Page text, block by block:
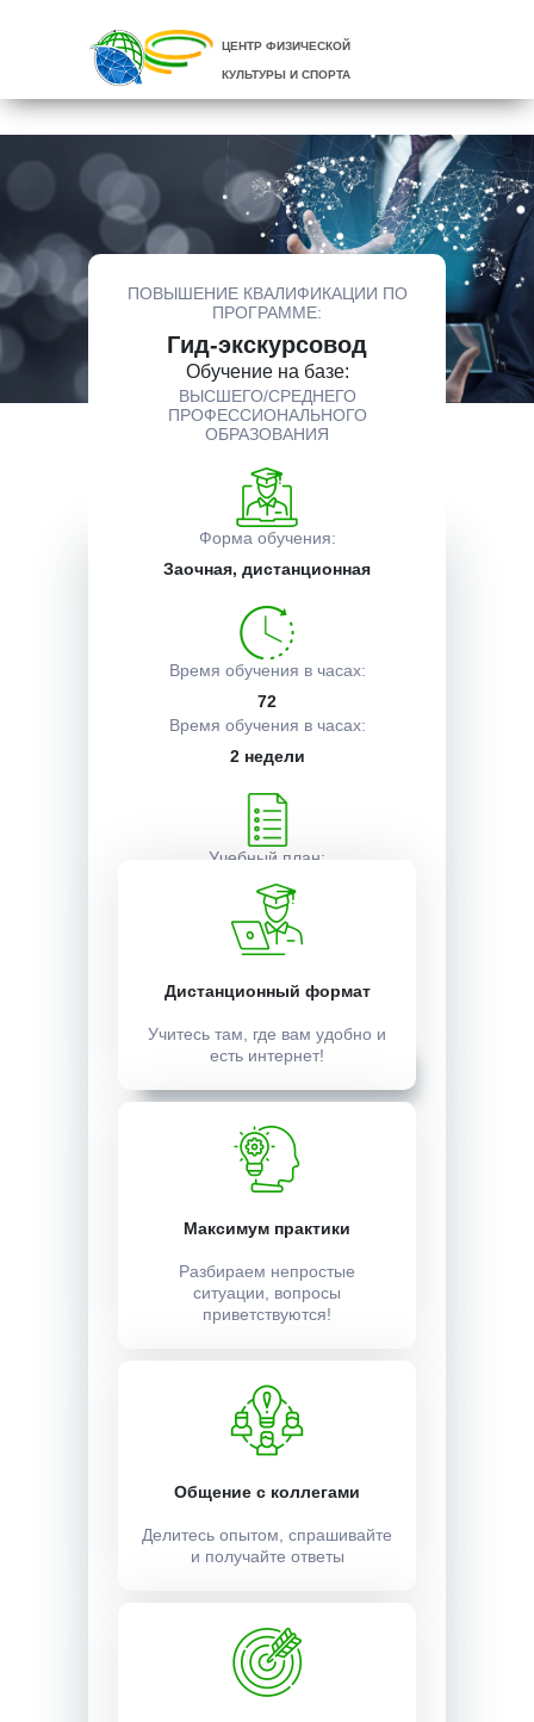
ЦЕНТР ФИЗИЧЕСКОЙ
КУЛЬТУРЫ И СПОРТА
ПОВЫШЕНИЕ КВАЛИФИКАЦИИ ПО
ПРОГРАММЕ:
Гид-экскурсовод
Обучение на базе:
ВЫСШЕГО/СРЕДНЕГО
ПРОФЕССИОНАЛЬНОГО
ОБРАЗОВАНИЯ
Форма обучения:
Заочная, дистанционная
Время обучения в часах:
72
Время обучения в часах:
2 недели
Учебный план:
Получить
Записаться
Получаемые документы
Дистанционный формат
Учитесь там, где вам удобно и
есть интернет!
Максимум практики
Разбираем непростые
ситуации, вопросы
приветствуются!
Общение с коллегами
Делитесь опытом, спрашивайте
и получайте ответы